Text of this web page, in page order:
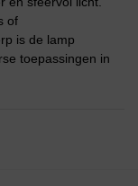
of
is de lamp
toepassingen in